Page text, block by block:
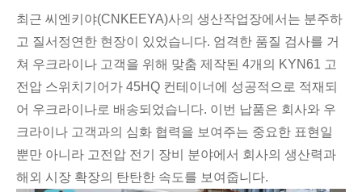
최근 씨엔키야(CNKEEYA)사의 생산작업장에서는 분주하
고 질서정연한 현장이 있었습니다. 엄격한 품질 검사를 거
쳐 우크라이나 고객을 위해 맞춤 제작된 4개의 KYN61 고
전압 스위치기어가 45HQ 컨테이너에 성공적으로 적재되
어 우크라이나로 배송되었습니다. 이번 납품은 회사와 우
크라이나 고객과의 심화 협력을 보여주는 중요한 표현일
뿐만 아니라 고전압 전기 장비 분야에서 회사의 생산력과
해외 시장 확장의 탄탄한 속도를 보여줍니다.